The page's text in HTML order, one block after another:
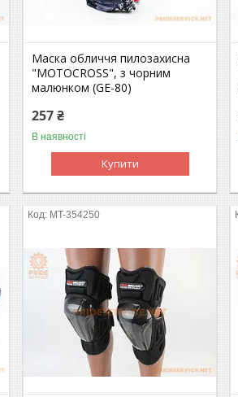
Маска обличчя пилозахисна
"MOTOCROSS", з чорним
малюнком (GE-80)
257 ₴
В наявності
Купити
MT-354250